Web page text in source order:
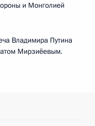
и Монголией
Владимира Путина
Мирзиёевым.